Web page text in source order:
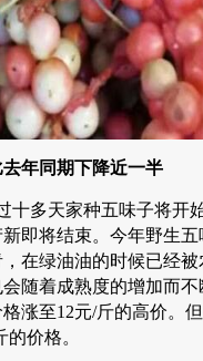
年同期下降近一半
十多天家种五味子将开
即将结束。今年野生
在绿油油的时候已经被
随着成熟度的增加而
涨至12元/斤的高价。
价格。